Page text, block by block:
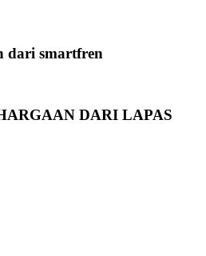
dari smartfren
DARI LAPAS